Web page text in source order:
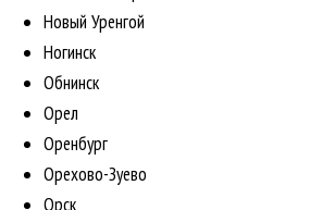
Новый Уренгой
Ногинск
Обнинск
Орел
Оренбург
Орехово-Зуево
Орск